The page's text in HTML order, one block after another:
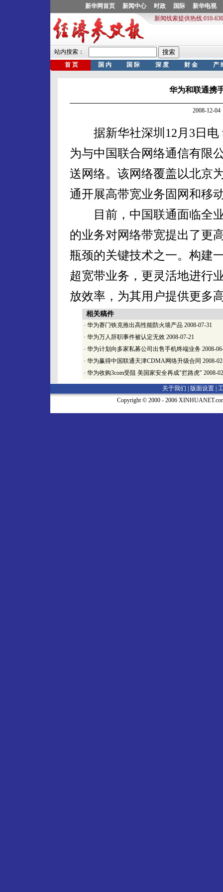
华为和联通携
2008-12-
据新华社深圳12月3日电
为与中国联合网络通信有限
送网络。该网络覆盖以北京
通开展高带宽业务固网和移
目前，中国联通面临全业
的业务对网络带宽提出了更
瓶颈的关键技术之一。构建
超宽带业务，更灵活地进行
放效率，为其用户提供更多
相关稿件
· 华为赛门铁克推出高性能防火墙产品 2008-07-31
· 华为万人辞职事件被认定无效 2008-07-21
· 华为计划向多家私募公司出售手机终端业务 2008-
· 华为赢得中国联通天津CDMA网络升级合同 2008-
· 华为收购3com受阻 美国家安全再成"拦路虎" 2008-
关于我们 | 版面设置
Copyright © 2000 - 2006